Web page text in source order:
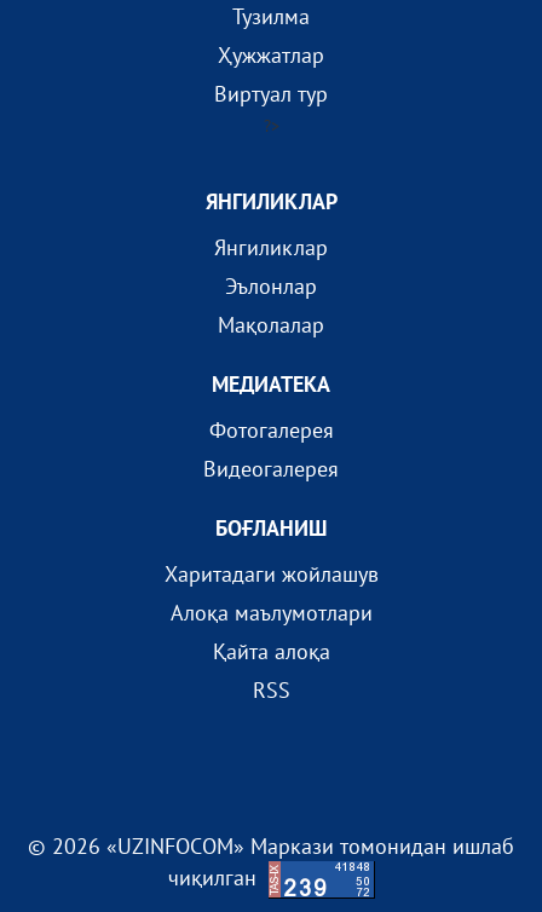
Тузилма
Ҳужжатлар
Виртуал тур
?>
ЯНГИЛИКЛАР
Янгиликлар
Эълонлар
Мақолалар
МEДИАТEКА
Фотогалерея
Видеогалерея
БОҒЛАНИШ
Харитадаги жойлашув
Алоқа маълумотлари
Қайта алоқа
RSS
© 2026 «UZINFOCOM» Маркази томонидан ишлаб
чиқилган